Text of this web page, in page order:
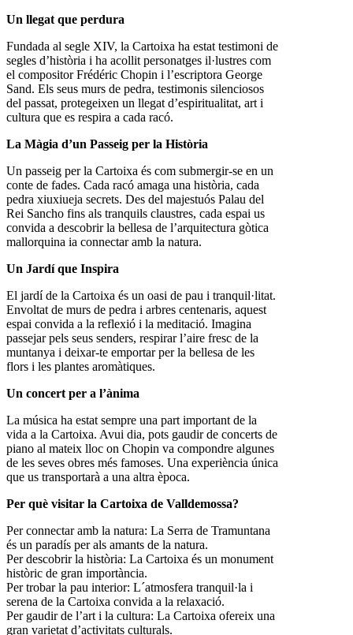
Un llegat que perdura
Fundada al segle XIV, la Cartoixa ha estat testimoni de
segles d’història i ha acollit personatges il·lustres com
el compositor Frédéric Chopin i l’escriptora George
Sand. Els seus murs de pedra, testimonis silenciosos
del passat, protegeixen un llegat d’espiritualitat, art i
cultura que es respira a cada racó.
La Màgia d’un Passeig per la Història
Un passeig per la Cartoixa és com submergir-se en un
conte de fades. Cada racó amaga una història, cada
pedra xiuxiueja secrets. Des del majestuós Palau del
Rei Sancho fins als tranquils claustres, cada espai us
convida a descobrir la bellesa de l’arquitectura gòtica
mallorquina ia connectar amb la natura.
Un Jardí que Inspira
El jardí de la Cartoixa és un oasi de pau i tranquil·litat.
Envoltat de murs de pedra i arbres centenaris, aquest
espai convida a la reflexió i la meditació. Imagina
passejar pels seus senders, respirar l’aire fresc de la
muntanya i deixar-te emportar per la bellesa de les
flors i les plantes aromàtiques.
Un concert per a l’ànima
La música ha estat sempre una part important de la
vida a la Cartoixa. Avui dia, pots gaudir de concerts de
piano al mateix lloc on Chopin va compondre algunes
de les seves obres més famoses. Una experiència única
que us transportarà a una altra època.
Per què visitar la Cartoixa de Valldemossa?
Per connectar amb la natura: La Serra de Tramuntana
és un paradís per als amants de la natura.
Per descobrir la història: La Cartoixa és un monument
històric de gran importància.
Per trobar la pau interior: L´atmosfera tranquil·la i
serena de la Cartoixa convida a la relaxació.
Per gaudir de l’art i la cultura: La Cartoixa ofereix una
gran varietat d’activitats culturals.